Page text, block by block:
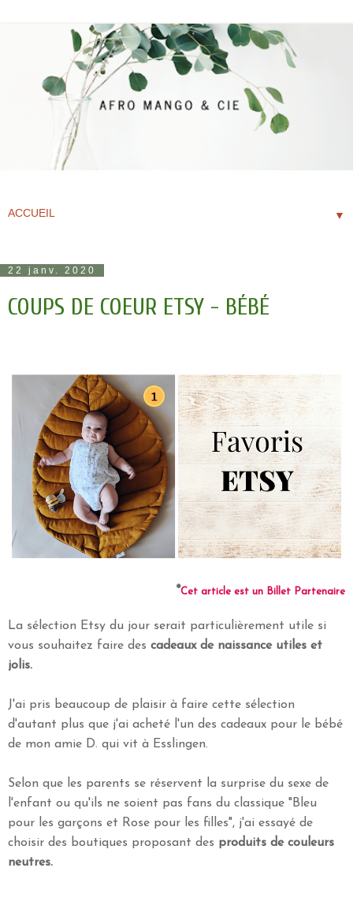
▼
22 janv. 2020
COUPS DE COEUR ETSY - BÉBÉ
*Cet article est un Billet Partenaire
La sélection Etsy du jour serait particulièrement utile si
vous souhaitez faire des cadeaux de naissance utiles et
jolis.
J'ai pris beaucoup de plaisir à faire cette sélection
d'autant plus que j'ai acheté l'un des cadeaux pour le bébé
de mon amie D. qui vit à Esslingen.
Selon que les parents se réservent la surprise du sexe de
l'enfant ou qu'ils ne soient pas fans du classique "Bleu
pour les garçons et Rose pour les filles", j'ai essayé de
choisir des boutiques proposant des produits de couleurs
neutres.